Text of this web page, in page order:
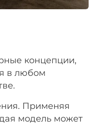
концепции,
в любом
Применяя
модель может